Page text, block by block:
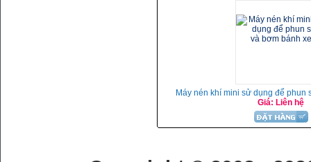
Máy nén khí mini sử dụng để phun
Giá: Liên hệ